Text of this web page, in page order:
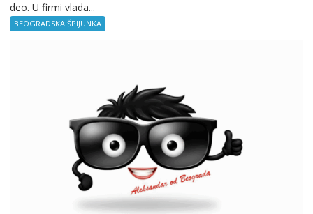
deo. U firmi vlada...
BEOGRADSKA ŠPIJUNKA